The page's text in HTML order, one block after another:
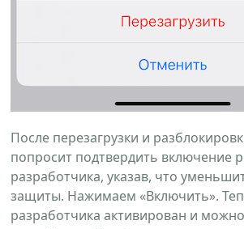
После перезагрузки и
попросит подтвердить включение
разработчика, указав, что
защиты. Нажимаем «Включить».
разработчика активирован и